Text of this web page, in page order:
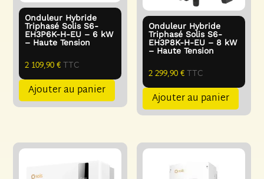
Onduleur Hybride
Triphasé Solis S6-
EH3P6K-H-EU – 6 kW
– Haute Tension
2 109,90€TTC
Ajouter au panier
Onduleur Hybride
Triphasé Solis S6-
EH3P8K-H-EU – 8 kW
– Haute Tension
2 299,90€TTC
Ajouter au panier